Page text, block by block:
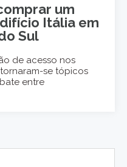
um
Itália em
Sul
de acesso nos
se tópicos
entre